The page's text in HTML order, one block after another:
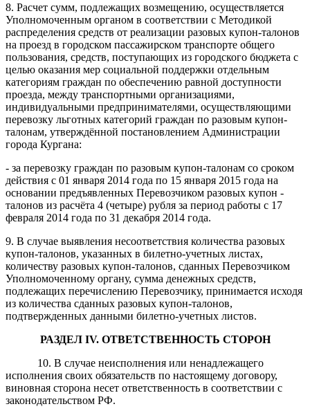
8. Расчет сумм, подлежащих возмещению, осуществляется
Уполномоченным органом в соответствии с Методикой
распределения средств от реализации разовых купон-талонов
на проезд в городском пассажирском транспорте общего
пользования, средств, поступающих из городского бюджета с
целью оказания мер социальной поддержки отдельным
категориям граждан по обеспечению равной доступности
проезда, между транспортными организациями,
индивидуальными предпринимателями, осуществляющими
перевозку льготных категорий граждан по разовым купон-
талонам, утверждённой постановлением Администрации
города Кургана:
- за перевозку граждан по разовым купон-талонам со сроком
действия с 01 января 2014 года по 15 января 2015 года на
основании предъявленных Перевозчиком разовых купон -
талонов из расчёта 4 (четыре) рубля за период работы с 17
февраля 2014 года по 31 декабря 2014 года.
9. В случае выявления несоответствия количества разовых
купон-талонов, указанных в билетно-учетных листах,
количеству разовых купон-талонов, сданных Перевозчиком
Уполномоченному органу, сумма денежных средств,
подлежащих перечислению Перевозчику, принимается исходя
из количества сданных разовых купон-талонов,
подтвержденных данными билетно-учетных листов.
РАЗДЕЛ IV. ОТВЕТСТВЕННОСТЬ СТОРОН
10. В случае неисполнения или ненадлежащего
исполнения своих обязательств по настоящему договору,
виновная сторона несет ответственность в соответствии с
законодательством РФ.